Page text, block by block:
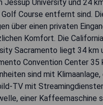
Jessup University und 24
Golf Course entfernt sind.
über einen privaten
Komfort. Die
Sacramento liegt 34 km
Convention Center
sind mit Klimaanlage,
TV mit
einer Kaffeemaschine